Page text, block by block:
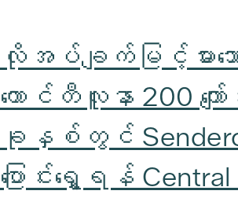
လိုအပ်ချက်မြင့်မားသေ
ကောင်တီလူနာ 200 ကျ
ခုနှစ်တွင်
ပြောင်းရွှေ့ရန်